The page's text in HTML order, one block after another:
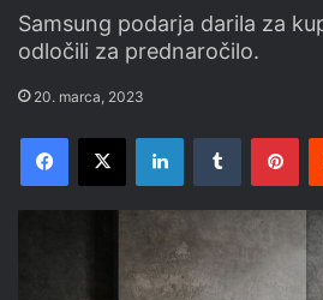
Samsung podarja darila za
odločili za prednaročilo.
20. marca, 2023
Facebook
X LinkedInTumblr